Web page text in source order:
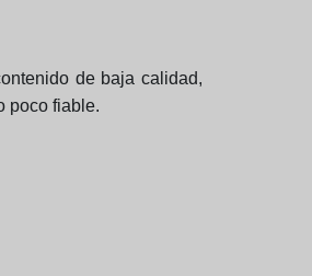
de baja calidad,
poco fiable.